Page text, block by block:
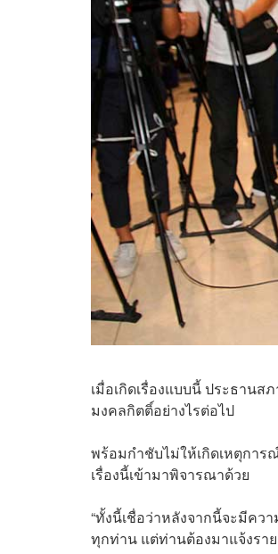
เมื่อเกิดเรื่องแบบนี้ ประธาน
มงคลกิตติ์อย่างไรต่อไป
พร้อมกำชับไม่ให้เกิดเหตุกา
เรื่องนี้เข้ามาพิจารณาด้วย
“ทั้งนี้เชื่อว่าหลังจากนี้จะมีคว
ทุกท่าน แต่ท่านต้องมาแจ้งรา